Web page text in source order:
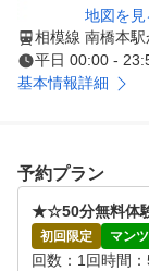
ド体験を提供
04.インストラ
一般的なグルー
05.安心のセキ
・警備員の駆
員のみ入館可能
地図を見
相模線 南橋本
平日 00:00 -
基本情報詳細
予約プラン
★☆50分無料体
初回限定 マン
回数 1回時間